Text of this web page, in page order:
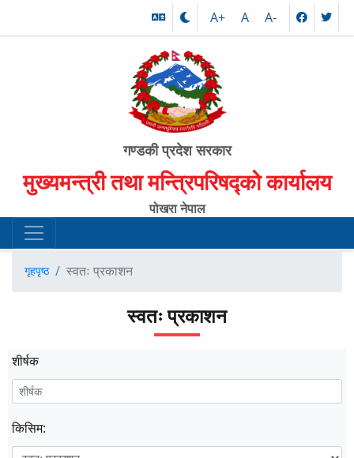
A+ A A-
गण्डकी प्रदेश सरकार
मुख्यमन्त्री तथा मन्त्रिपरिषद्को कार्यालय
पोखरा नेपाल
गृहपृष्ठ स्वतः प्रकाशन
स्वतः प्रकाशन
शीर्षक
किसिम: